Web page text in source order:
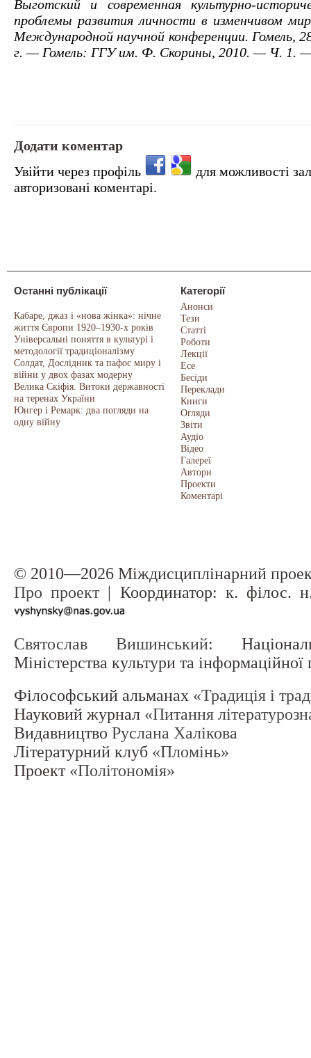
Выготский и современная культурно-
проблемы развития личности в изменчивом
Международной научной конференции. Гомель,
г. — Гомель: ГГУ им. Ф. Скорины, 2010. — Ч. 1.
Додати коментар
Увійти через профіль
для можливості
авторизовані коментарі.
Останні публікації
Кабаре, джаз і «нова жінка»: нічне
життя Європи 1920–1930-х років
Універсальні поняття в культурі і
методології традиціоналізму
Солдат, Дослідник та пафос миру і
війни у двох фазах модерну
Велика Скіфія. Витоки державності
на теренах України
Юнгер і Ремарк: два погляди на
одну війну
Категорії
Анонси
Тези
Статті
Роботи
Лекції
Есе
Бесіди
Переклади
Книги
Огляди
Звіти
Аудіо
Відео
Галереї
Автори
Проекти
Коментарі
© 2010—2026 Міждисциплінарний
Про проект| Координатор: к. філос.
Святослав Вишинський:
Міністерства культури та
Філософський альманах «Традиція і
Науковий журнал «Питання
Видавництво Руслана Халікова
Літературний клуб «Пломінь»
Проект «Політономія»